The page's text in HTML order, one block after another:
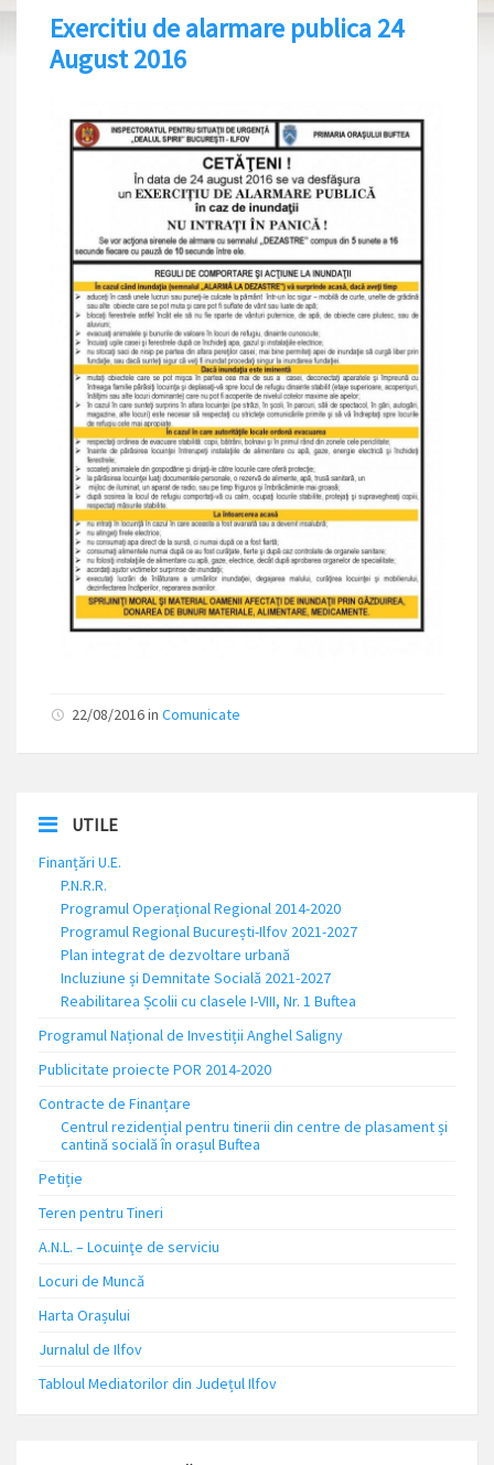
Exercitiu de alarmare publica 24
August 2016
22/08/2016in Comunicate
UTILE
Finanțări U.E.
P.N.R.R.
Programul Operațional Regional 2014-2020
Programul Regional București-Ilfov 2021-2027
Plan integrat de dezvoltare urbană
Incluziune și Demnitate Socială 2021-2027
Reabilitarea Școlii cu clasele I-VIII, Nr. 1 Buftea
Programul Național de Investiții Anghel Saligny
Publicitate proiecte POR 2014-2020
Contracte de Finanțare
Centrul rezidențial pentru tinerii din centre de plasament și
cantină socială în orașul Buftea
Petiție
Teren pentru Tineri
A.N.L. – Locuinţe de serviciu
Locuri de Muncă
Harta Orașului
Jurnalul de Ilfov
Tabloul Mediatorilor din Județul Ilfov